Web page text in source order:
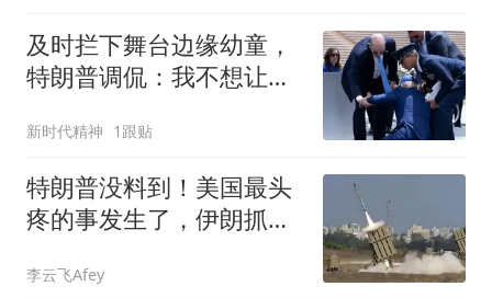
及时拦下舞台边缘幼童，
特朗普调侃：我不想让他
新时代精神 1跟贴
特朗普没料到！美国最头
疼的事发生了，伊朗抓住
李云飞Afey